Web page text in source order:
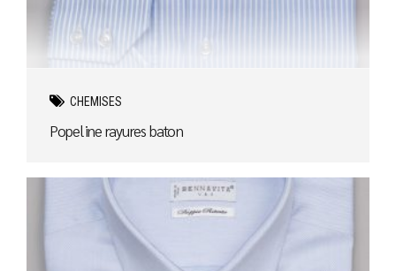
CHEMISES
Popeline rayures baton